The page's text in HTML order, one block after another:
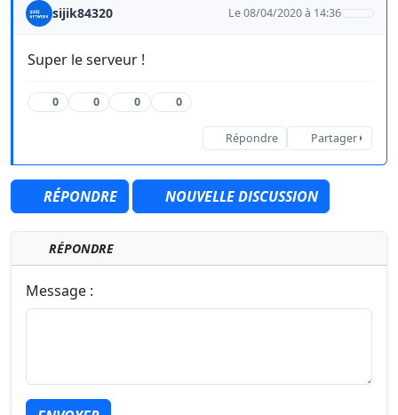
sijik84320 Le 08/04/2020 à 14:36
Super le serveur !
0 0 0 0
Répondre Partager
RÉPONDRE NOUVELLE DISCUSSION
RÉPONDRE
Message :